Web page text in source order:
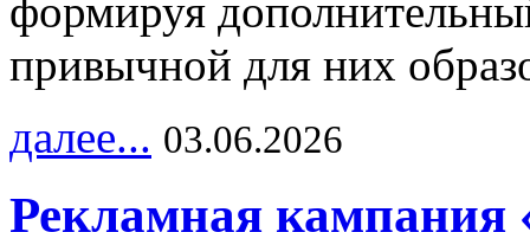
формируя
привычной для них
далее... 03.06.2026
Рекламная кампания